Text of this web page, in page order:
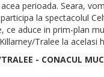
perioada. Seara,
la spectacolul
ce aduce in prim-plan
Tralee la acelasi
- CONACUL